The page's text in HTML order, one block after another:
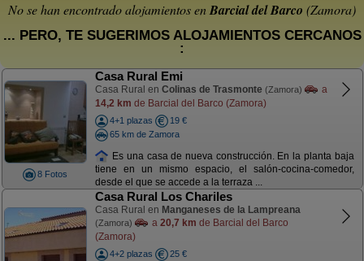
No se han encontrado alojamientos enBarcial del Barco (Zamora)
... PERO, TE SUGERIMOS ALOJAMIENTOS CERCANOS
:
8 Fotos
Casa Rural Emi
Casa Rural en Colinas de Trasmonte (Zamora)
a
14,2 km de Barcial del Barco (Zamora)
4+1 plazas
19 €
65 km de Zamora
Es una casa de nueva construcción. En la planta baja
tiene en un mismo espacio, el salón-cocina-comedor,
desde el que se accede a la terraza ...
Casa Rural Los Chariles
Casa Rural en Manganeses de la Lampreana
(Zamora) a 20,7 km de Barcial del Barco
(Zamora)
4+2 plazas
25 €